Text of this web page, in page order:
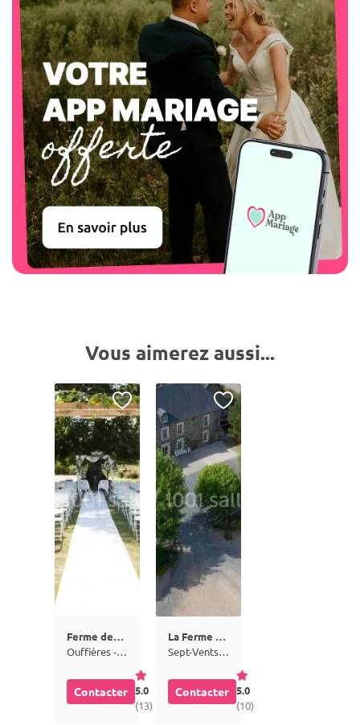
Vous aimerez aussi...
Ferme des Epis
Ouffières - Calvados (14)
Contacter 5.0
(13)
La Ferme du Lieu d'Hommey
Sept-Vents - Calvados (14)
Contacter 5.0
(10)